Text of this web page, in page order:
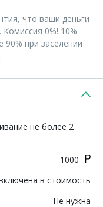
что ваши деньги
0%! 10%
90% при заселении
не более 2
1000
в стоимость
Не нужна